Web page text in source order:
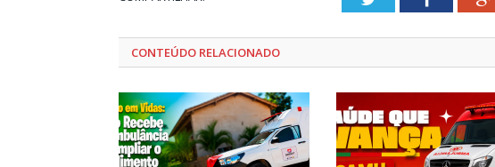
CONTEÚDO RELACIONADO